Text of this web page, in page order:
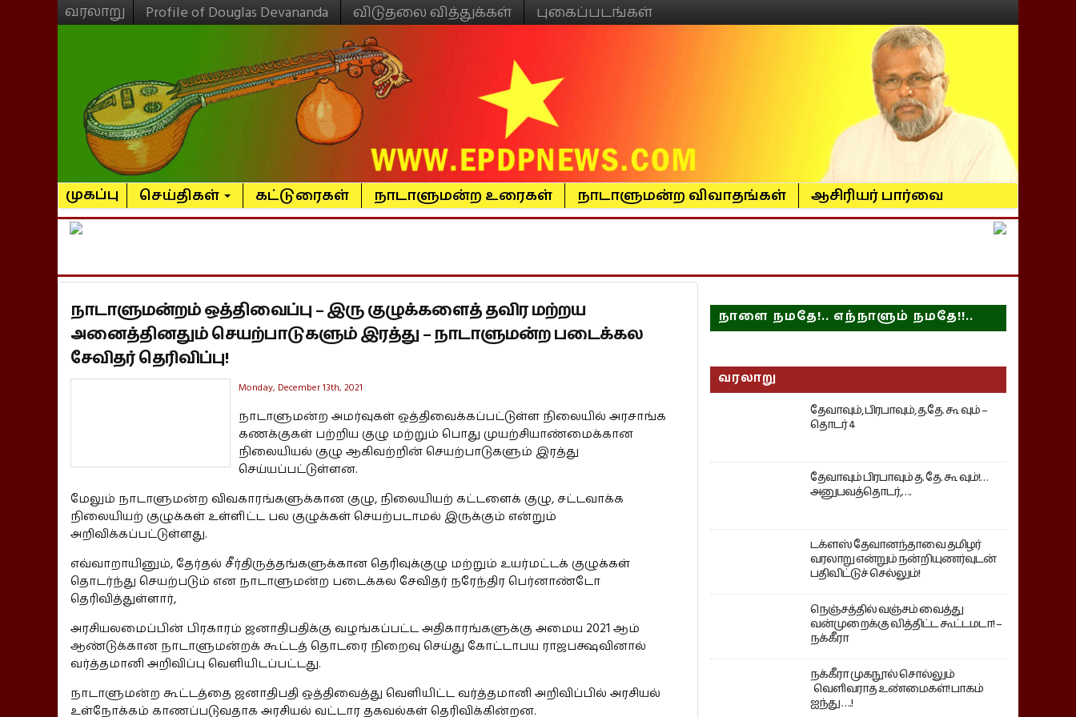
வரலாறு Profile of Douglas Devananda விடுதலை வித்துக்கள் புகைப்படங்கள்
முகப்பு செய்திகள் கட்டுரைகள் நாடாளுமன்ற உரைகள் நாடாளுமன்ற விவாதங்கள் ஆசிரியர் பார்வை
நாடாளுமன்றம் ஒத்திவைப்பு – இரு குழுக்களைத் தவிர மற்றய
அனைத்தினதும் செயற்பாடுகளும் இரத்து – நாடாளுமன்ற படைக்கல
சேவிதர் தெரிவிப்பு!
Monday, December 13th, 2021
நாடாளுமன்ற அமர்வுகள் ஒத்திவைக்கப்பட்டுள்ள நிலையில் அரசாங்க
கணக்குகள் பற்றிய குழு மற்றும் பொது முயற்சியாண்மைக்கான
நிலையியல் குழு ஆகிவற்றின் செயற்பாடுகளும் இரத்து
செய்யப்பட்டுள்ளன.
மேலும் நாடாளுமன்ற விவகாரங்களுக்கான குழு, நிலையியற் கட்டளைக் குழு, சட்டவாக்க
நிலையியற் குழுக்கள் உள்ளிட்ட பல குழுக்கள் செயற்படாமல் இருக்கும் என்றும்
அறிவிக்கப்பட்டுள்ளது.
எவ்வாறாயினும், தேர்தல் சீர்திருத்தங்களுக்கான தெரிவுக்குழு மற்றும் உயர்மட்டக் குழுக்கள்
தொடர்ந்து செயற்படும் என நாடாளுமன்ற படைக்கல சேவிதர் நரேந்திர பெர்னாண்டோ
தெரிவித்துள்ளார்,
அரசியலமைப்பின் பிரகாரம் ஜனாதிபதிக்கு வழங்கப்பட்ட அதிகாரங்களுக்கு அமைய 2021 ஆம்
ஆண்டுக்கான நாடாளுமன்றக் கூட்டத் தொடரை நிறைவு செய்து கோட்டாபய ராஜபக்ஷவினால்
வர்த்தமானி அறிவிப்பு வெளியிடப்பட்டது.
நாடாளுமன்ற கூட்டத்தை ஜனாதிபதி ஒத்திவைத்து வெளியிட்ட வர்த்தமானி அறிவிப்பில் அரசியல்
உள்நோக்கம் காணப்படுவதாக அரசியல் வட்டார தகவல்கள் தெரிவிக்கின்றன.
நாளை நமதே!.. எந்நாளும் நமதே!!..
வரலாறு
தேவாவும், பிரபாவும், த.தே. கூ வும் –
தொடர் 4
தேவாவும் பிரபாவும் த. தே. கூ வும்!…
அனுபவத்தொடர்,….
டக்ளஸ் தேவானந்தாவை தமிழர்
வரலாறு என்றும் நன்றியுணர்வுடன்
பதிவிட்டுச் செல்லும்!
நெஞ்சத்தில் வஞ்சம் வைத்து
வன்முறைக்கு வித்திட்ட கூட்டமடா! –
நக்கீரா
நக்கீரா முகநூல் சொல்லும்
வெளிவராத உண்மைகள்! பாகம்
ஐந்து ….!